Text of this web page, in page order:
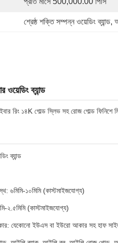
শ্রেষ্ঠ শক্তি সম্পন্ন ওয়েডিং ব্যান্ড,
ওয়েডিং ব্যান্ড
রিং ১৪K গোল্ড স্লিভ সহ রোজ গোল্ড ফিনিশে
ব্যান্ড
৬মিমি-১০মিমি (কাস্টমাইজযোগ্য)
২.৫মিমি (কাস্টমাইজযোগ্য)
যেকোনো ইউএস বা ইউরো আকার সহ হাফ